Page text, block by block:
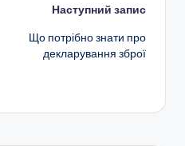
Наступний запис
Що потрібно знати про
декларування зброї